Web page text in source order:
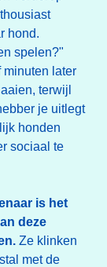
hond.
spelen?"
minuten later
terwijl
je uitlegt
honden
sociaal te
is het
deze
Ze klinken
met de